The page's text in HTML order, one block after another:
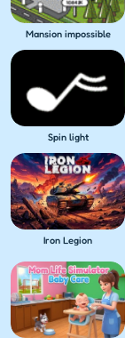
Mansion impossible
Spin light
Iron Legion